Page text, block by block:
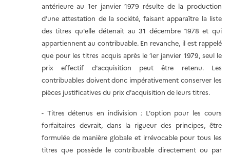
antérieure au 1er janvier 1979 résulte de la production
d'une attestation de la société, faisant apparaître la liste
des titres qu'elle détenait au 31 décembre 1978 et qui
appartiennent au contribuable. En revanche, il est rappelé
que pour les titres acquis après le 1er janvier 1979, seul le
prix effectif d'acquisition peut être retenu. Les
contribuables doivent donc impérativement conserver les
pièces justificatives du prix d'acquisition de leurs titres.
- Titres détenus en indivision : L'option pour les cours
forfaitaires devrait, dans la rigueur des principes, être
formulée de manière globale et irrévocable pour tous les
titres que possède le contribuable directement ou par